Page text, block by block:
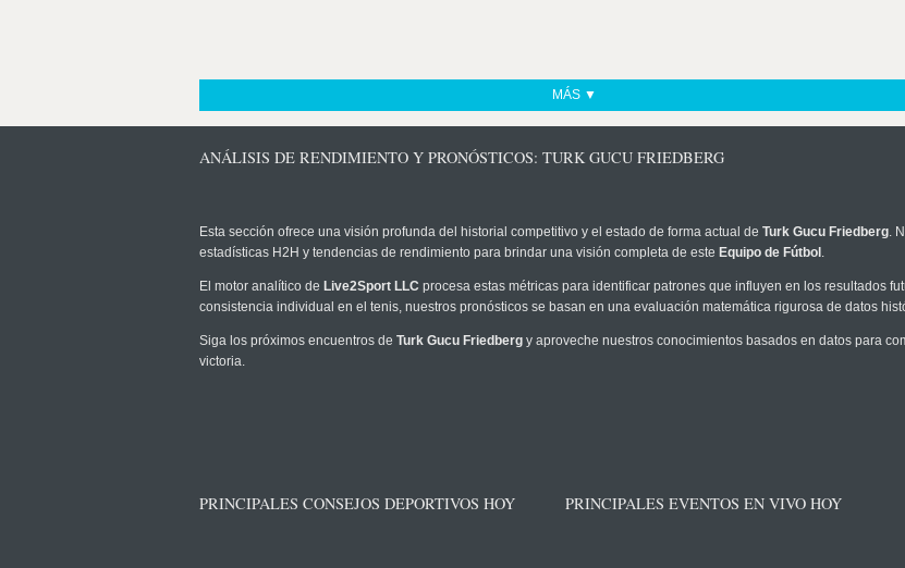
MÁS ▼
ANÁLISIS DE RENDIMIENTO Y PRONÓSTICOS: TURK GUCU FRIEDBERG
Esta sección ofrece una visión profunda del historial competitivo y el estado de forma actual de Turk Gucu Friedberg.
estadísticas H2H y tendencias de rendimiento para brindar una visión completa de este Equipo de Fútbol .
El motor analítico de Live2Sport LLC procesa estas métricas para identificar patrones que influyen en los resultados
consistencia individual en el tenis, nuestros pronósticos se basan en una evaluación matemática rigurosa de datos
Siga los próximos encuentros de Turk Gucu Friedberg y aproveche nuestros conocimientos basados en datos para
victoria.
PRINCIPALES CONSEJOS DEPORTIVOS HOY PRINCIPALES EVENTOS EN VIVO HOY